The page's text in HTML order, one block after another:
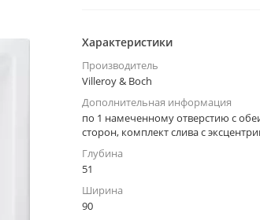
Характеристики
Производитель
Villeroy & Boch
Дополнительная информация
по 1 намеченному отверстию с
сторон, комплект слива с
Глубина
51
Ширина
90